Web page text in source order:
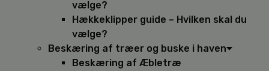
vælge?
Hækkeklipper guide – Hvilken skal du
vælge?
Beskæring af træer og buske i haven
Beskæring af Æbletræ